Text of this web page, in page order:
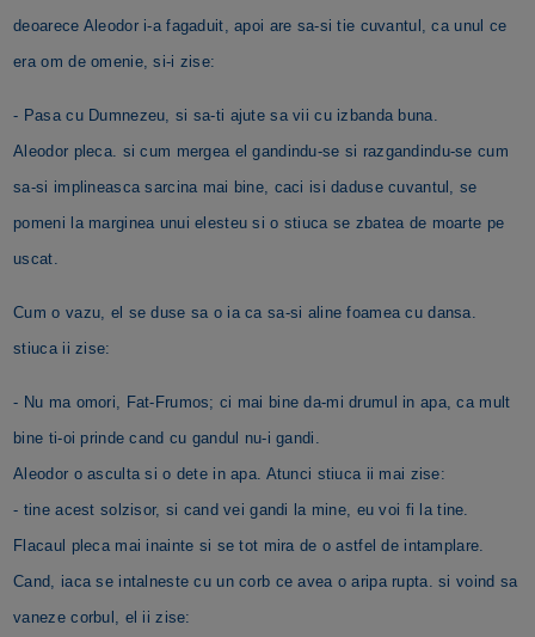
deoarece Aleodor i-a fagaduit, apoi are sa-si tie cuvantul, ca unul ce
era om de omenie, si-i zise:
- Pasa cu Dumnezeu, si sa-ti ajute sa vii cu izbanda buna.
Aleodor pleca. si cum mergea el gandindu-se si razgandindu-se cum
sa-si implineasca sarcina mai bine, caci isi daduse cuvantul, se
pomeni la marginea unui elesteu si o stiuca se zbatea de moarte pe
uscat.
Cum o vazu, el se duse sa o ia ca sa-si aline foamea cu dansa.
stiuca ii zise:
- Nu ma omori, Fat-Frumos; ci mai bine da-mi drumul in apa, ca mult
bine ti-oi prinde cand cu gandul nu-i gandi.
Aleodor o asculta si o dete in apa. Atunci stiuca ii mai zise:
- tine acest solzisor, si cand vei gandi la mine, eu voi fi la tine.
Flacaul pleca mai inainte si se tot mira de o astfel de intamplare.
Cand, iaca se intalneste cu un corb ce avea o aripa rupta. si voind sa
vaneze corbul, el ii zise: